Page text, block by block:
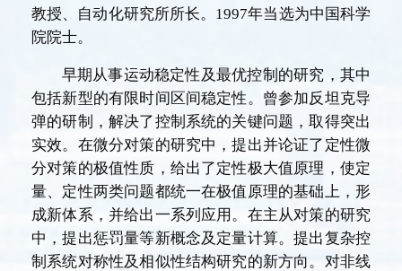
教授、自动化研究所所长。1997年当选为中国科学
院院士。
早期从事运动稳定性及最优控制的研究，其中
包括新型的有限时间区间稳定性。曾参加反坦克导
弹的研制，解决了控制系统的关键问题，取得突出
实效。在微分对策的研究中，提出并论证了定性微
分对策的极值性质，给出了定性极大值原理，使定
量、定性两类问题都统一在极值原理的基础上，形
成新体系，并给出一系列应用。在主从对策的研究
中，提出惩罚量等新概念及定量计算。提出复杂控
制系统对称性及相似性结构研究的新方向。对非线